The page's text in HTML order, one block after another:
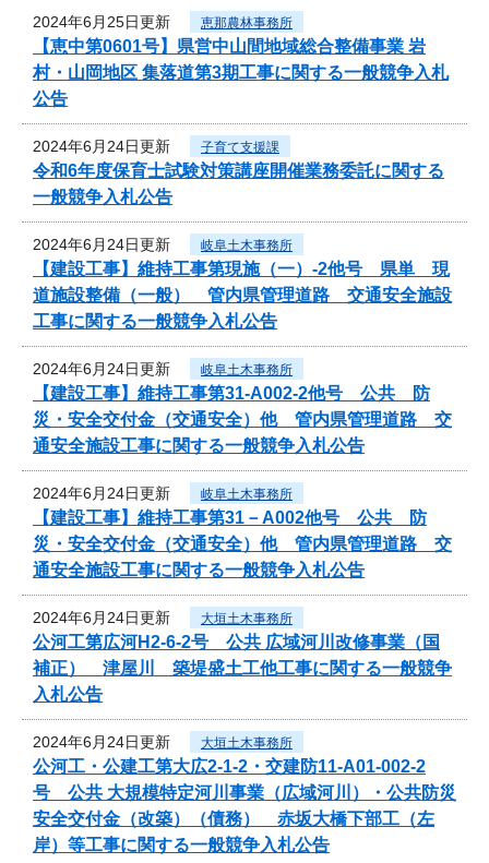
2024年6月25日更新 恵那農林事務所
【恵中第0601号】県営中山間地域総合整備事業 岩
村・山岡地区 集落道第3期工事に関する一般競争入札
公告
2024年6月24日更新 子育て支援課
令和6年度保育士試験対策講座開催業務委託に関する
一般競争入札公告
2024年6月24日更新 岐阜土木事務所
【建設工事】維持工事第現施（一）-2他号 県単 現
道施設整備（一般） 管内県管理道路 交通安全施設
工事に関する一般競争入札公告
2024年6月24日更新 岐阜土木事務所
【建設工事】維持工事第31-A002-2他号 公共 防
災・安全交付金（交通安全）他 管内県管理道路 交
通安全施設工事に関する一般競争入札公告
2024年6月24日更新 岐阜土木事務所
【建設工事】維持工事第31－A002他号 公共 防
災・安全交付金（交通安全）他 管内県管理道路 交
通安全施設工事に関する一般競争入札公告
2024年6月24日更新 大垣土木事務所
公河工第広河H2-6-2号 公共 広域河川改修事業（国
補正） 津屋川 築堤盛土工他工事に関する一般競争
入札公告
2024年6月24日更新 大垣土木事務所
公河工・公建工第大広2-1-2・交建防11-A01-002-2
号 公共 大規模特定河川事業（広域河川）・公共防災
安全交付金（改築）（債務） 赤坂大橋下部工（左
岸）等工事に関する一般競争入札公告